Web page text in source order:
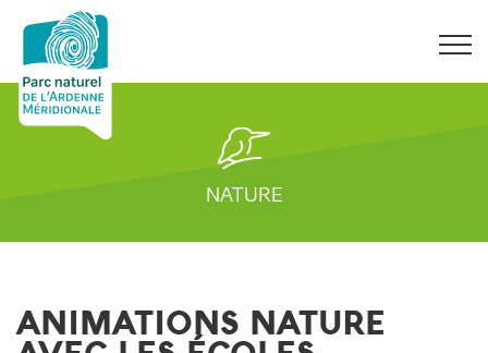
NATURE
ANIMATIONS NATURE